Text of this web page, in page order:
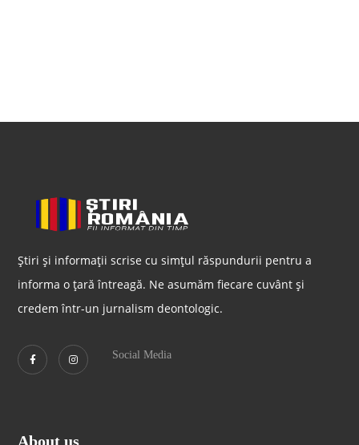
Știri și informații scrise cu simțul răspundurii pentru a
informa o țară întreagă. Ne asumăm fiecare cuvânt și
credem într-un jurnalism deontologic.
Social Media
About us